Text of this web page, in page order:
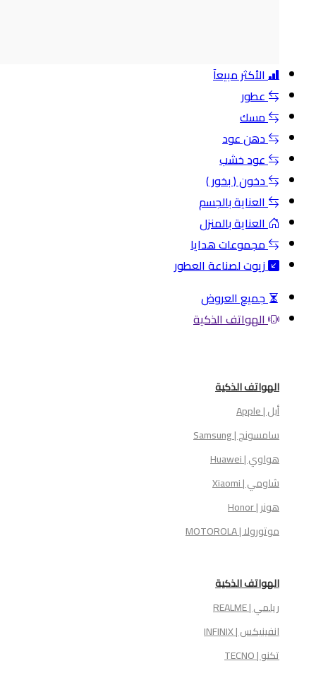
الأكثر مبيعآ
عطور
مسك
دهن عود
عود خشب
دخون ( بخور )
العناية بالجسم
العناية بالمنزل
مجموعات هدايا
زيوت لصناعة العطور
جميع العروض
الهواتف الذكية
الهواتف الذكية
سامسونج | Samsung
هواوي | Huawei
شاومي | Xiaomi
موتورولا | MOTOROLA
الهواتف الذكية
ريلمي | REALME
انفينيكس | INFINIX